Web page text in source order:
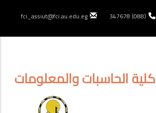
(088) 347678
fci_assiut@fci.au.edu.eg
كلية الحاسبات والمعلومات